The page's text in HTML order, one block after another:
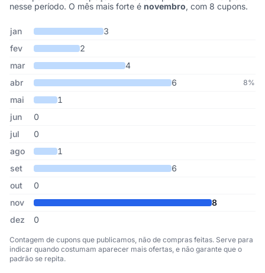
nesse período. O mês mais forte é novembro, com 8 cupons.
Cupons de Friopeças publicados por mês, somando os últimos 7
Mês Cupons publicados
jan
3
fev
2
mar
4
abr
6 8%
mai
1
jun
0
jul
0
ago
1
set
6
out
0
nov
8
dez
0
Contagem de cupons que publicamos, não de compras feitas. Serve para
indicar quando costumam aparecer mais ofertas, e não garante que o
padrão se repita.